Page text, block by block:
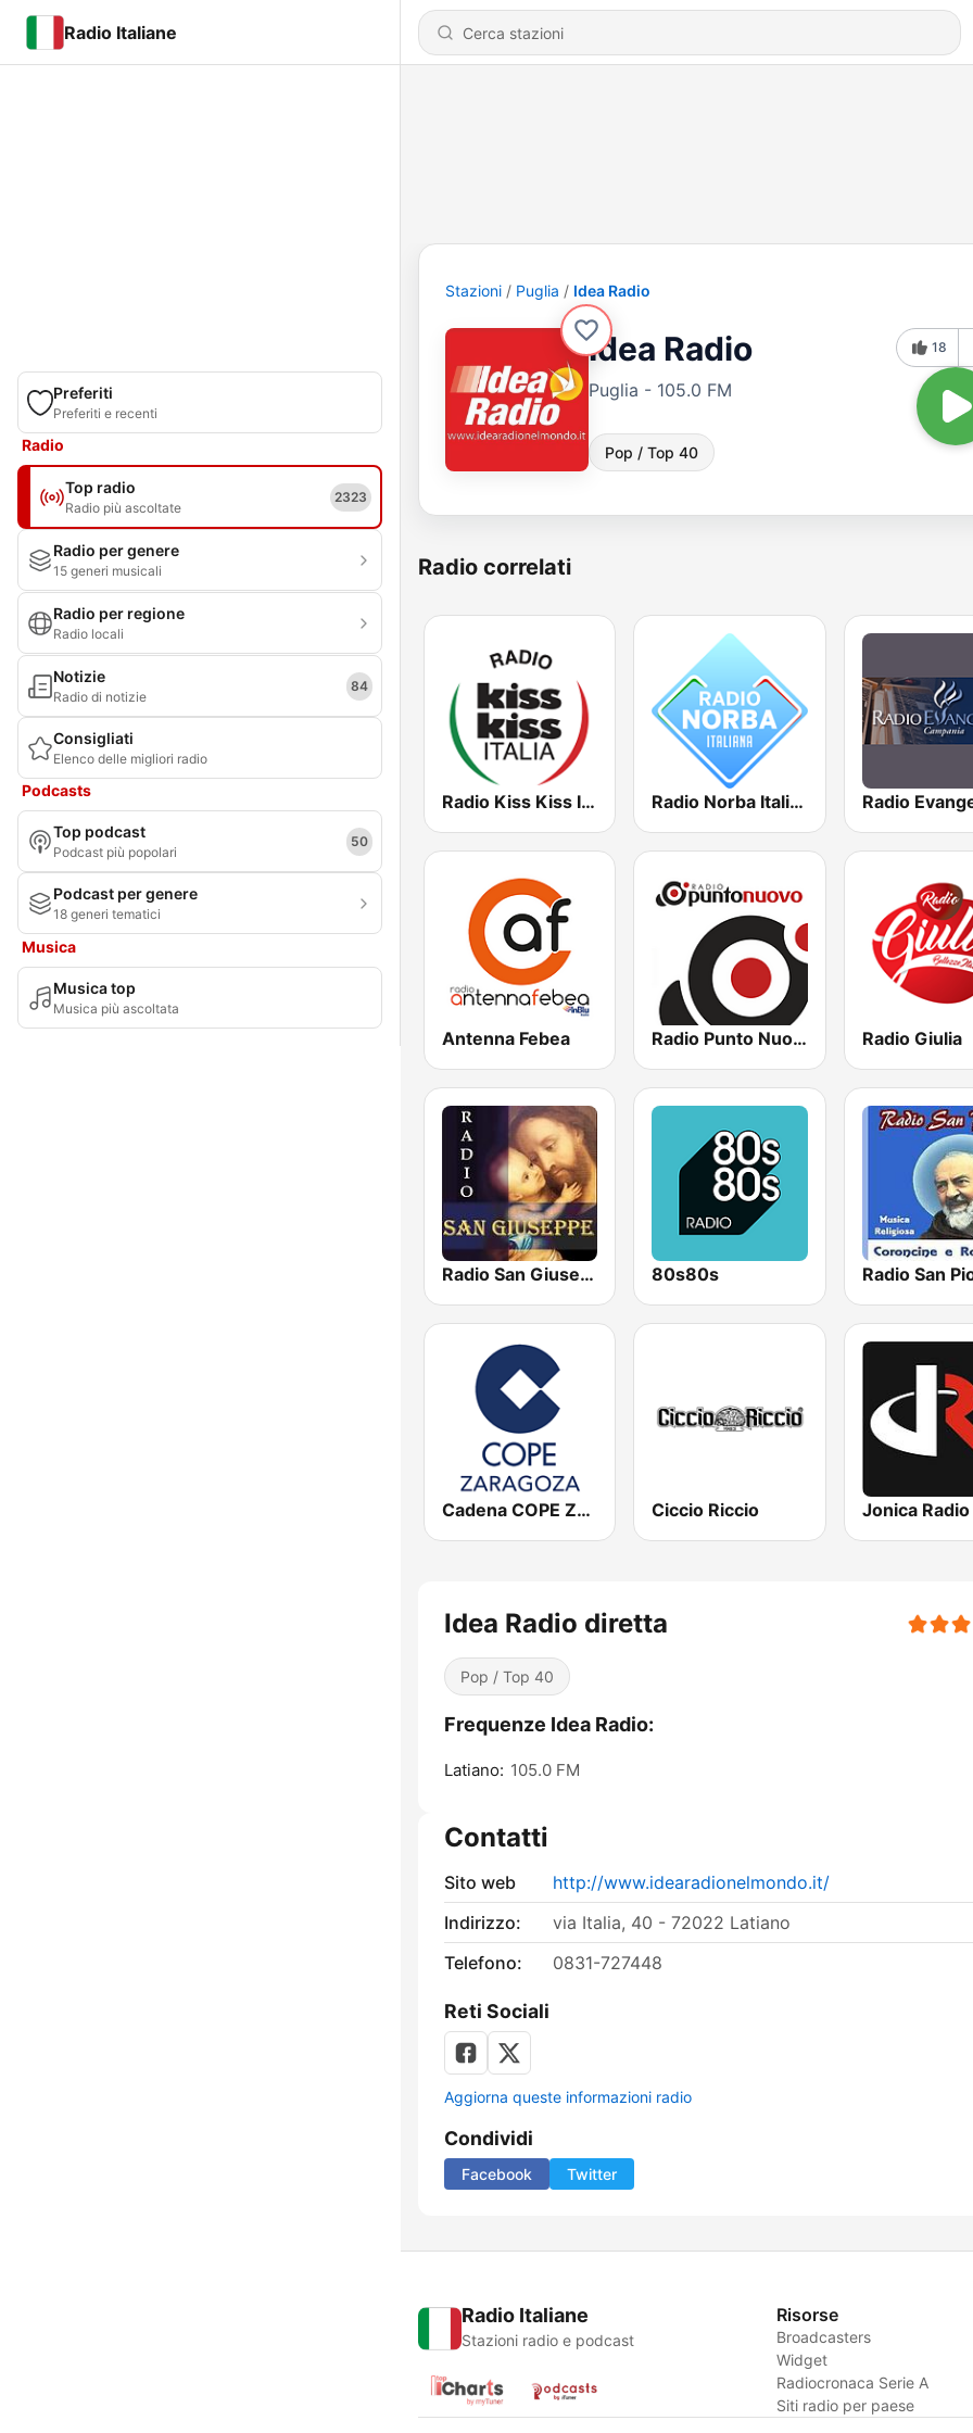
Radio Italiane
Preferiti
Preferiti e recenti
Radio
Top radio
Radio più ascoltate
2323
Radio per genere
15 generi musicali
Radio per regione
Radio locali
Notizie
Radio di notizie
84
Consigliati
Elenco delle migliori radio
Podcasts
Top podcast
Podcast più popolari
50
Podcast per genere
18 generi tematici
Musica
Musica top
Musica più ascoltata
Stazioni Puglia Idea Radio
Idea Radio
Puglia - 105.0 FM
Pop / Top 40
18
Radio correlati
Radio Kiss Kiss Italia Radio Norba Italiana
Antenna Febea Radio Punto Nuovo Radio Giulia
Radio San Giuseppe 80s80s Radio San
Cadena COPE Zaragoza Ciccio Riccio Jonica Radio
Idea Radio diretta
Pop / Top 40
Frequenze Idea Radio:
Latiano: 105.0 FM
Contatti
Sito web
http://www.idearadionelmondo.it/
Indirizzo:
via Italia, 40 - 72022 Latiano
Telefono:
0831-727448
Reti Sociali
Aggiorna queste informazioni radio
Condividi
Facebook Twitter
Radio Italiane
Stazioni radio e podcast
Risorse
Broadcasters
Widget
Radiocronaca Serie A
Siti radio per paese